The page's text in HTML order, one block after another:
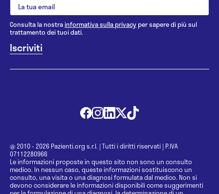
Consulta la nostrainformativa sulla privacy per sapere di più sul
trattamento dei tuoi dati.
@ 2010 - 2026 Pazienti.org s.r.l. | Tutti i diritti riservati | P.IVA
07112280966
Le informazioni proposte in questo sito non sono un consulto
medico. In nessun caso, queste informazioni sostituiscono un
consulto, una visita o una diagnosi formulata dal medico. Non si
devono considerare le informazioni disponibili come suggerimenti